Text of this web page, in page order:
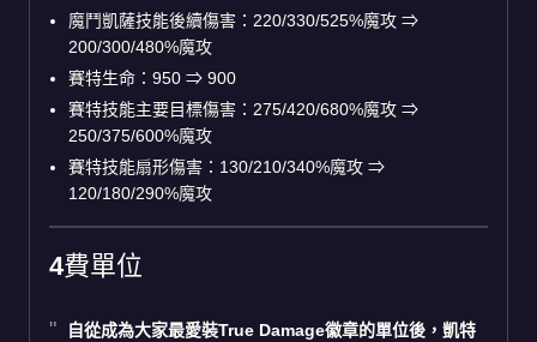
魔鬥凱薩技能後續傷害：220/330/525%魔攻 ⇒
200/300/480%魔攻
賽特生命：950 ⇒ 900
賽特技能主要目標傷害：275/420/680%魔攻 ⇒
250/375/600%魔攻
賽特技能扇形傷害：130/210/340%魔攻 ⇒
120/180/290%魔攻
4費單位
自從成為大家最愛裝True Damage徽章的單位後，凱特